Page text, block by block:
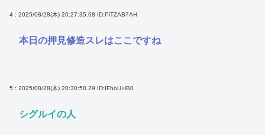
4 : 2025/08/28(木) 20:27:35.68 ID:PiTZAB7AH
本日の押見修造スレはここですね
5 : 2025/08/28(木) 20:30:50.29 ID:IFhoU+lB0
シグルイの人